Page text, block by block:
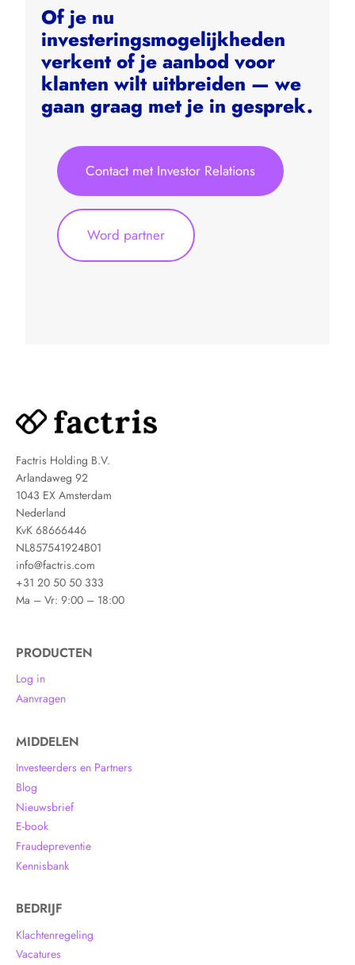
Of je nu
investeringsmogelijkheden
verkent of je aanbod voor
klanten wilt uitbreiden — we
gaan graag met je in gesprek.
Contact met Investor Relations
Word partner
Factris Holding B.V.
Arlandaweg 92
1043 EX Amsterdam
Nederland
KvK 68666446
NL857541924B01
info@factris.com
+31 20 50 50 333
Ma – Vr: 9:00 – 18:00
PRODUCTEN
Log in
Aanvragen
MIDDELEN
Investeerders en Partners
Blog
Nieuwsbrief
E-book
Fraudepreventie
Kennisbank
BEDRIJF
Klachtenregeling
Vacatures